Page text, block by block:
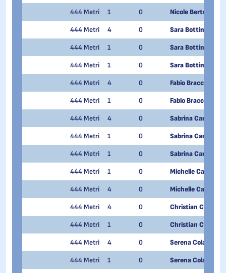
444 Metri 1 0 Nicole Bertolina
444 Metri 4 0 Sara Bottini
444 Metri 1 0 Sara Bottini
444 Metri 1 0 Sara Bottini
444 Metri 4 0 Fabio Bracchi
444 Metri 1 0 Fabio Bracchi
444 Metri 4 0 Sabrina Canclini
444 Metri 1 0 Sabrina Canclini
444 Metri 1 0 Sabrina Canclini
444 Metri 1 0 Michelle
444 Metri 4 0 Michelle
444 Metri 4 0 Christian Cattani
444 Metri 1 0 Christian Cattani
444 Metri 4 0 Serena Cola
444 Metri 1 0 Serena Cola